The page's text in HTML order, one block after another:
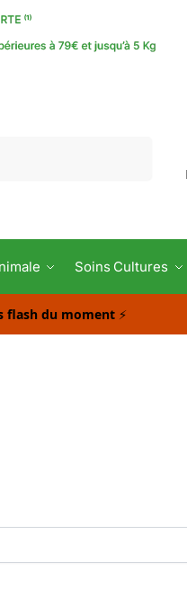
Soins Cultures
flash du moment ⚡